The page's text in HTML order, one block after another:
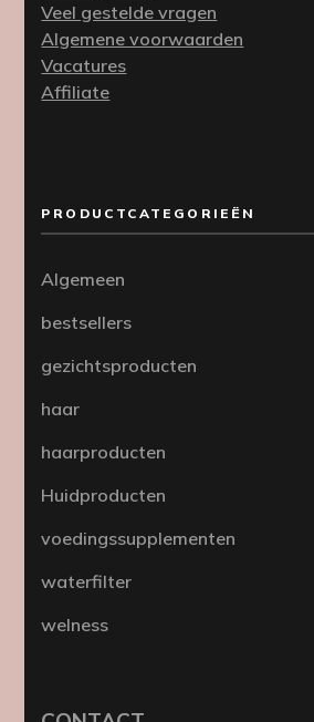
Veel gestelde vragen
Algemene voorwaarden
Vacatures
Affiliate
PRODUCTCATEGORIEËN
Algemeen
bestsellers
gezichtsproducten
haar
haarproducten
Huidproducten
voedingssupplementen
waterfilter
welness